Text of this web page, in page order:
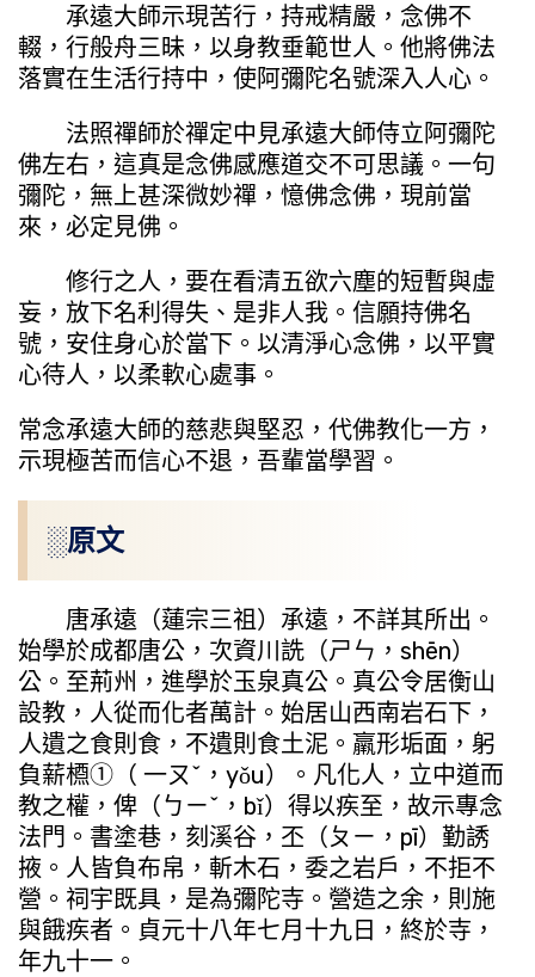
承遠大師示現苦行，持戒精嚴，念佛不
輟，行般舟三昧，以身教垂範世人。他將佛法
落實在生活行持中，使阿彌陀名號深入人心。
法照禪師於禪定中見承遠大師侍立阿彌陀
佛左右，這真是念佛感應道交不可思議。一句
彌陀，無上甚深微妙禪，憶佛念佛，現前當
來，必定見佛。
修行之人，要在看清五欲六塵的短暫與虛
妄，放下名利得失、是非人我。信願持佛名
號，安住身心於當下。以清淨心念佛，以平實
心待人，以柔軟心處事。
常念承遠大師的慈悲與堅忍，代佛教化一方，
示現極苦而信心不退，吾輩當學習。
░原文
唐承遠（蓮宗三祖）承遠，不詳其所出。
始學於成都唐公，次資川詵（ㄕㄣ，shēn）
公。至荊州，進學於玉泉真公。真公令居衡山
設教，人從而化者萬計。始居山西南岩石下，
人遺之食則食，不遺則食土泥。羸形垢面，躬
負薪槱①（ 一ㄡˇ，yǒu）。凡化人，立中道而
教之權，俾（ㄅㄧˇ，bǐ）得以疾至，故示專念
法門。書塗巷，刻溪谷，丕（ㄆㄧ，pī）勤誘
掖。人皆負布帛，斬木石，委之岩戶，不拒不
營。祠宇既具，是為彌陀寺。營造之余，則施
與餓疾者。貞元十八年七月十九日，終於寺，
年九十一。